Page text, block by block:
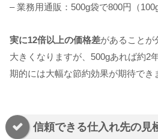
– 業務用通販：500g袋で800円（
実に12倍以上の価格差があることが
大きくなりますが、500gあれば約2
期的には大幅な節約効果が期待でき
信頼できる仕入れ先の見